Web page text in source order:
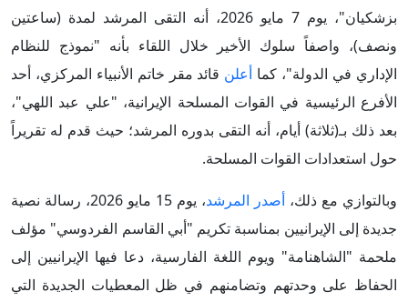
بزشكيان"، يوم 7 مايو 2026، أنه التقى المرشد لمدة (ساعتين
ونصف)، واصفاً سلوك الأخير خلال اللقاء بأنه "نموذج للنظام
الإداري في الدولة"، كما أعلن قائد مقر خاتم الأنبياء المركزي، أحد
الأفرع الرئيسية في القوات المسلحة الإيرانية، "علي عبد اللهي"،
بعد ذلك بـ(ثلاثة) أيام، أنه التقى بدوره المرشد؛ حيث قدم له تقريراً
حول استعدادات القوات المسلحة.
وبالتوازي مع ذلك، أصدر المرشد
، يوم 15 مايو 2026، رسالة نصية
جديدة إلى الإيرانيين بمناسبة تكريم "أبي القاسم الفردوسي" مؤلف
ملحمة "الشاهنامة" ويوم اللغة الفارسية، دعا فيها الإيرانيين إلى
الحفاظ على وحدتهم وتضامنهم في ظل المعطيات الجديدة التي